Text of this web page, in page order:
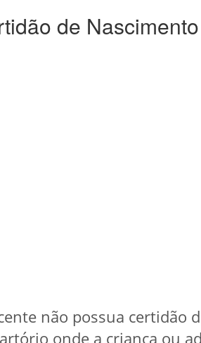
de
não possua certidão
onde a criança ou